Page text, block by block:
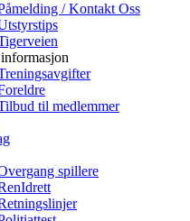
/ Kontakt Oss
til medlemmer
spillere